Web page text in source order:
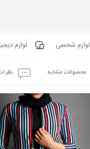
لوازم شخصی لوازم
محصولات مشابه